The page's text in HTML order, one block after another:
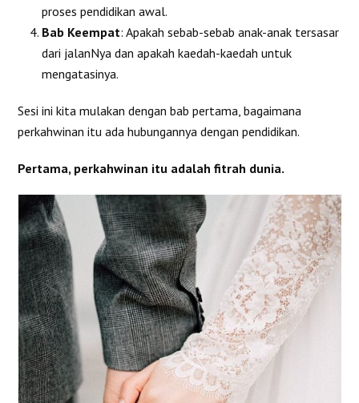
proses pendidikan awal.
Bab Keempat: Apakah sebab-sebab anak-anak tersasar
dari jalanNya dan apakah kaedah-kaedah untuk
mengatasinya.
Sesi ini kita mulakan dengan bab pertama, bagaimana
perkahwinan itu ada hubungannya dengan pendidikan.
Pertama, perkahwinan itu adalah fitrah dunia.